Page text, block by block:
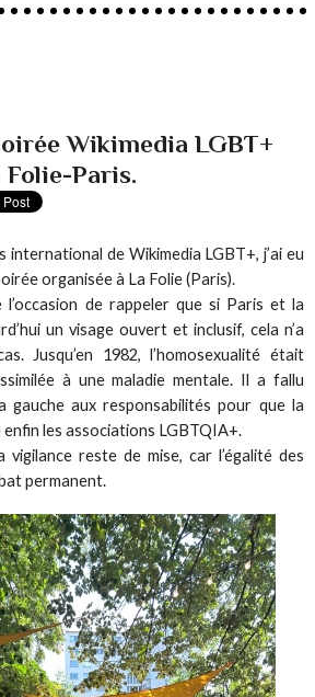
Wikimedia LGBT+
Folie-Paris.
international de Wikimedia LGBT+, j’ai eu
organisée à La Folie (Paris).
de rappeler que si Paris et la
un visage ouvert et inclusif, cela n’a
Jusqu’en 1982, l’homosexualité était
à une maladie mentale. Il a fallu
gauche aux responsabilités pour que la
les associations LGBTQIA+.
reste de mise, car l’égalité des
permanent.